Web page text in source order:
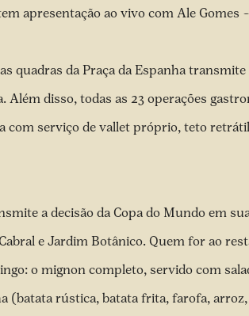
apresentação ao vivo com Ale Gomes
quadras da Praça da Espanha
Além disso, todas as 23 operações
com serviço de vallet próprio, teto
a decisão da Copa do Mundo em
e Jardim Botânico. Quem for ao
o mignon completo, servido com
(batata rústica, batata frita, farofa,